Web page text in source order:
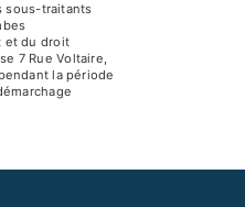
sous-traitants
et du droit
7 Rue Voltaire,
la période